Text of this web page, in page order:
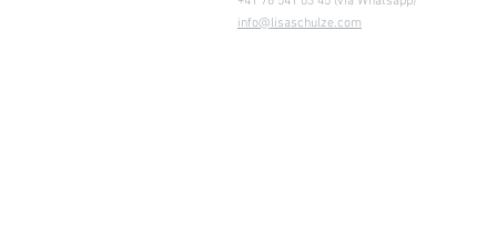
info@lisaschulze.com